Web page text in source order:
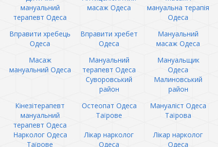
мануальний
терапевт Одеса
масаж Одеса
мануальна терапія
Одеса
Вправити хребець
Одеса
Вправити хребет
Одеса
Мануальний
масаж Одеса
Масаж
мануальний Одеса
Мануальний
терапевт Одеса
Суворовський
район
Мануальщик
Одеса
Малиновський
район
Кінезітерапевт
мануальний
терапевт Одеса
Остеопат Одеса
Таїрове
Мануаліст Одеса
Таїрова
Нарколог Одеса
Таїрове
Лікар нарколог
Одеса
Лікар нарколог
Одеса